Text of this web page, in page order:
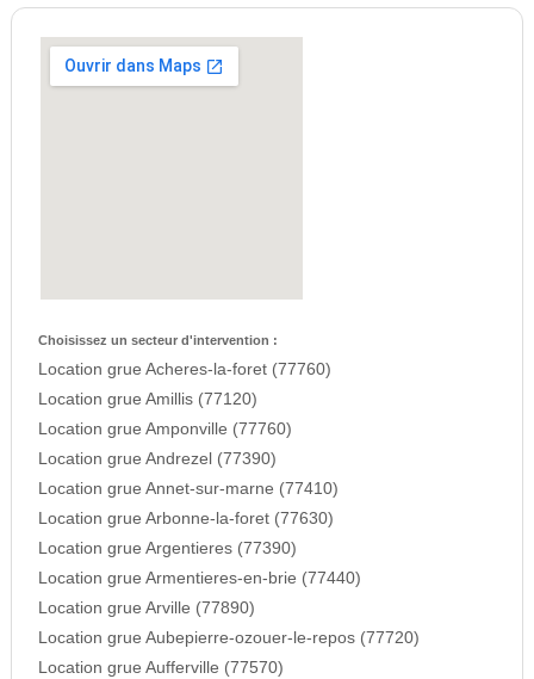
Choisissez un secteur d'intervention :
Location grue Acheres-la-foret (77760)
Location grue Amillis (77120)
Location grue Amponville (77760)
Location grue Andrezel (77390)
Location grue Annet-sur-marne (77410)
Location grue Arbonne-la-foret (77630)
Location grue Argentieres (77390)
Location grue Armentieres-en-brie (77440)
Location grue Arville (77890)
Location grue Aubepierre-ozouer-le-repos (77720)
Location grue Aufferville (77570)